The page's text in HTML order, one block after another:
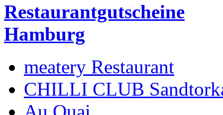
Restaurantgutscheine
Hamburg
meatery Restaurant
CHILLI CLUB